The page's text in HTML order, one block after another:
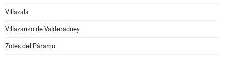
Villazala
Villazanzo de Valderaduey
Zotes del Páramo